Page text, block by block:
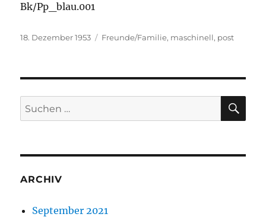
Bk/Pp_blau.001
Veröffentlicht
18. Dezember 1953 Kategorien
Freunde/Familie, maschinell, post
Suchen
nach:
ARCHIV
September 2021